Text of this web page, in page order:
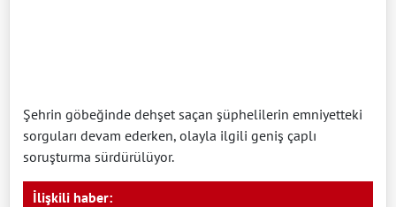
Şehrin göbeğinde dehşet saçan şüphelilerin emniyetteki
sorguları devam ederken, olayla ilgili geniş çaplı
soruşturma sürdürülüyor.
İlişkili haber: